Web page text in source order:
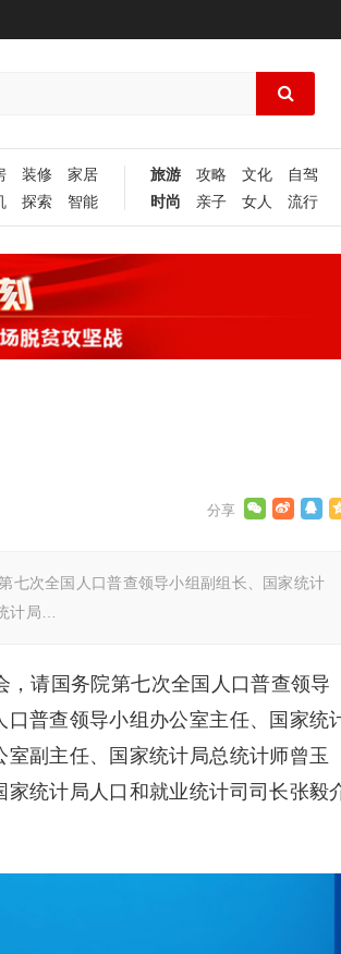
装修
家居
探索 智能
旅游 攻略 文化
自驾
时尚
亲子 女人 流行
七次全国人口普查领导小组副组长、国家统计
计局…
请国务院第七次全国人口普查领导
普查领导小组办公室主任、国家统
副主任、国家统计局总统计师曾玉
统计局人口和就业统计司司长张毅